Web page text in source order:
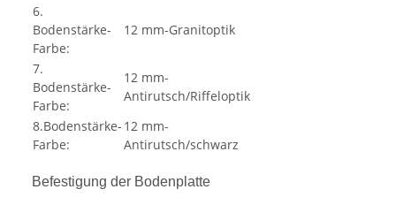
6.
Bodenstärke-
Farbe:
12 mm-Granitoptik
7.
Bodenstärke-
Farbe:
12 mm-
Antirutsch/Riffeloptik
8.Bodenstärke-
Farbe:
12 mm-
Antirutsch/schwarz
Befestigung der Bodenplatte